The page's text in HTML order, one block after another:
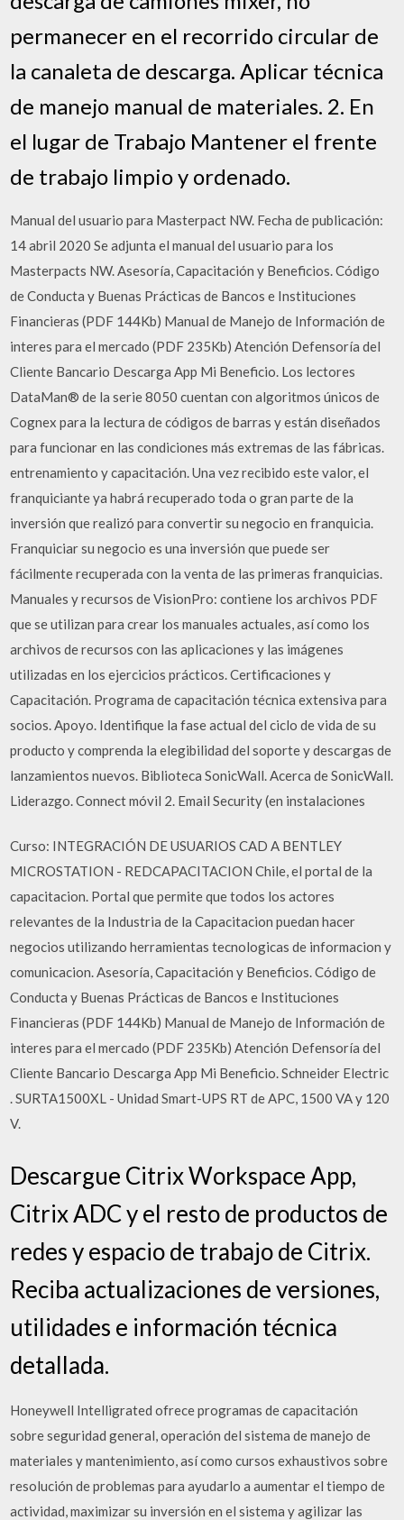
permanecer en el recorrido circular de
la canaleta de descarga. Aplicar técnica
de manejo manual de materiales. 2. En
el lugar de Trabajo Mantener el frente
de trabajo limpio y ordenado.
Manual del usuario para Masterpact NW. Fecha de publicación:
14 abril 2020 Se adjunta el manual del usuario para los
Masterpacts NW. Asesoría, Capacitación y Beneficios. Código
de Conducta y Buenas Prácticas de Bancos e Instituciones
Financieras (PDF 144Kb) Manual de Manejo de Información de
interes para el mercado (PDF 235Kb) Atención Defensoría del
Cliente Bancario Descarga App Mi Beneficio. Los lectores
DataMan® de la serie 8050 cuentan con algoritmos únicos de
Cognex para la lectura de códigos de barras y están diseñados
para funcionar en las condiciones más extremas de las fábricas.
entrenamiento y capacitación. Una vez recibido este valor, el
franquiciante ya habrá recuperado toda o gran parte de la
inversión que realizó para convertir su negocio en franquicia.
Franquiciar su negocio es una inversión que puede ser
fácilmente recuperada con la venta de las primeras franquicias.
Manuales y recursos de VisionPro: contiene los archivos PDF
que se utilizan para crear los manuales actuales, así como los
archivos de recursos con las aplicaciones y las imágenes
utilizadas en los ejercicios prácticos. Certificaciones y
Capacitación. Programa de capacitación técnica extensiva para
socios. Apoyo. Identifique la fase actual del ciclo de vida de su
producto y comprenda la elegibilidad del soporte y descargas de
lanzamientos nuevos. Biblioteca SonicWall. Acerca de SonicWall.
Liderazgo. Connect móvil 2. Email Security (en instalaciones
Curso: INTEGRACIÓN DE USUARIOS CAD A BENTLEY
MICROSTATION - REDCAPACITACION Chile, el portal de la
capacitacion. Portal que permite que todos los actores
relevantes de la Industria de la Capacitacion puedan hacer
negocios utilizando herramientas tecnologicas de informacion y
comunicacion. Asesoría, Capacitación y Beneficios. Código de
Conducta y Buenas Prácticas de Bancos e Instituciones
Financieras (PDF 144Kb) Manual de Manejo de Información de
interes para el mercado (PDF 235Kb) Atención Defensoría del
Cliente Bancario Descarga App Mi Beneficio. Schneider Electric
. SURTA1500XL - Unidad Smart-UPS RT de APC, 1500 VA y 120
V.
Descargue Citrix Workspace App,
Citrix ADC y el resto de productos de
redes y espacio de trabajo de Citrix.
Reciba actualizaciones de versiones,
utilidades e información técnica
detallada.
Honeywell Intelligrated ofrece programas de capacitación
sobre seguridad general, operación del sistema de manejo de
materiales y mantenimiento, así como cursos exhaustivos sobre
resolución de problemas para ayudarlo a aumentar el tiempo de
actividad, maximizar su inversión en el sistema y agilizar las